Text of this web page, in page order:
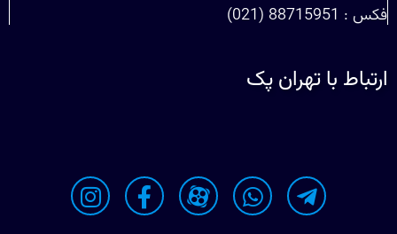
فکس : 88715951 (021)
ارتباط با تهران پک